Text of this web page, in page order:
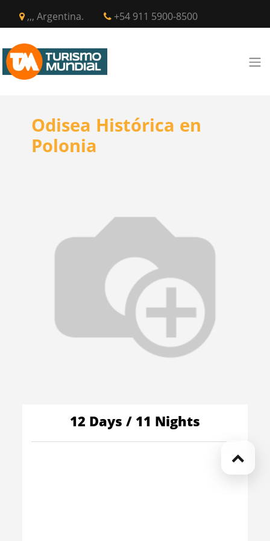
,,, Argentina. +54 911 5900-8500
Odisea Histórica en
Polonia
12 Days / 11 Nights